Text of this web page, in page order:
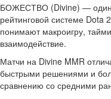
БОЖЕСТВО (Divine) — один
рейтинговой системе Dota
понимают макроигру,
взаимодействие.
Матчи на Divine MMR
быстрыми решениями и
сравнению со средними